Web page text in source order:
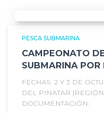
PESCA SUBMARINA
CAMPEONATO
SUBMARINA
FECHAS: 2 Y 3 DE
DEL PINATAR
DOCUMENTACIÓN: